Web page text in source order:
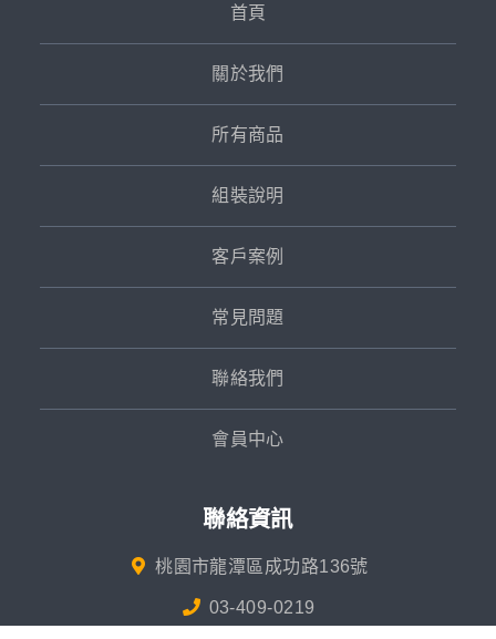
首頁
關於我們
所有商品
組裝說明
客戶案例
常見問題
聯絡我們
會員中心
聯絡資訊
桃園市龍潭區成功路136號
03-409-0219